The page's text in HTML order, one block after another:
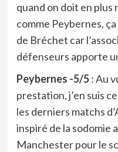
quand on doit en
comme Peybernes,
de Bréchet car
défenseurs apporte
Peybernes -5/5: Au
prestation, j’en suis
les derniers matchs
inspiré de la sodomie
Manchester pour le